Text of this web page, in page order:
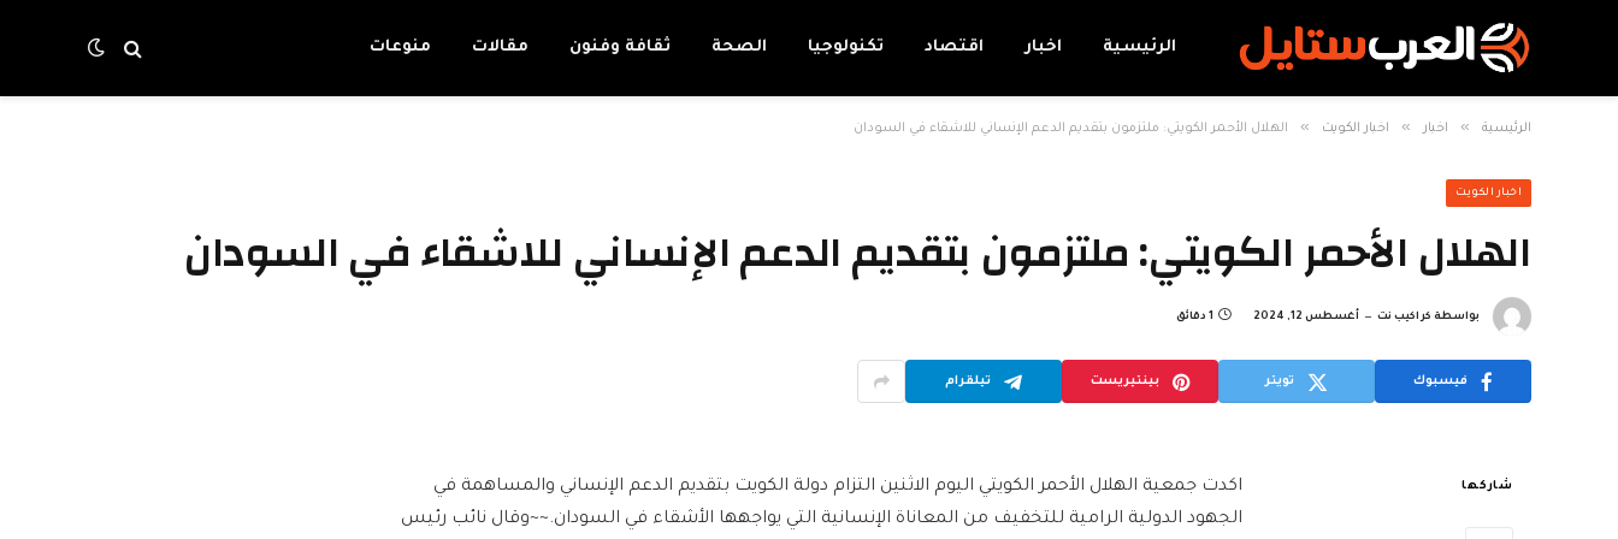
الرئيسية اخبار اقتصاد تكنولوجيا الصحة ثقافة وفنون مقالات منوعات
الرئيسية » اخبار » اخبار الكويت » الهلال الأحمر الكويتي: ملتزمون بتقديم الدعم الإنساني للاشقاء في السودان
اخبار الكويت
الهلال الأحمر الكويتي: ملتزمون بتقديم الدعم الإنساني للاشقاء في السودان
بواسطة كراكيب نت أغسطس 12, 2024 1 دقائق
فيسبوك تويتر بينتيريست تيلقرام
شاركها
اكدت جمعية الهلال الأحمر الكويتي اليوم الاثنين التزام دولة الكويت بتقديم الدعم الإنساني والمساهمة في
الجهود الدولية الرامية للتخفيف من المعاناة الإنسانية التي يواجهها الأشقاء في السودان.~~وقال نائب رئيس